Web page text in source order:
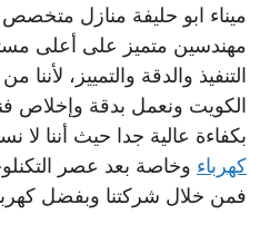
ميناء ابو حليفة منازل
مهندسين متميز على أعلى
التنفيذ والدقة والتمييز،
الكويت ونعمل بدقة وإخلاص
بكفاءة عالية جدا حيث أننا لا
كهرباء وخاصة بعد عصر
فمن خلال شركتنا وبفضل